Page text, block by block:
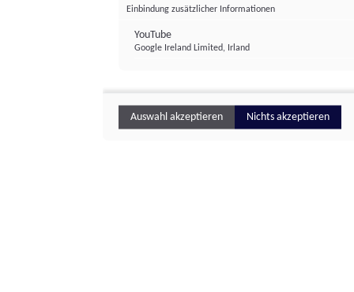
Einbindung zusätzlicher Informationen
YouTube
Google Ireland Limited, Irland
Auswahl akzeptieren Nichts akzeptieren